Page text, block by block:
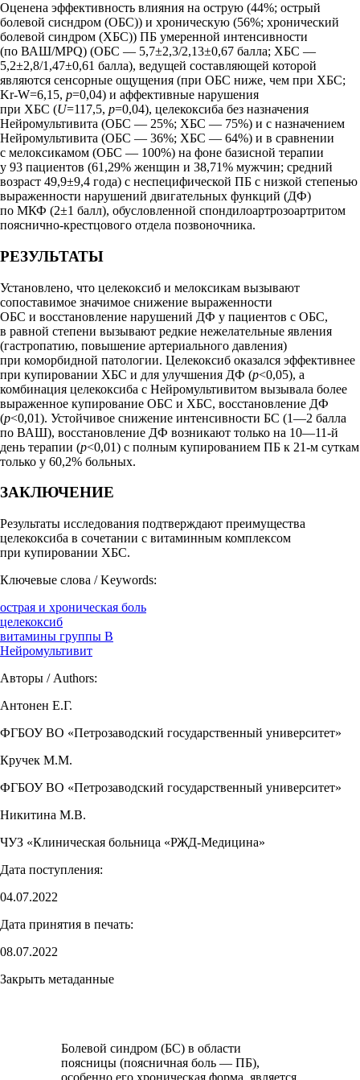
Оценена эффективность влияния на острую (44%; острый
болевой сисндром (ОБС)) и хроническую (56%; хронический
болевой синдром (ХБС)) ПБ умеренной интенсивности
(по ВАШ/MPQ) (ОБС — 5,7±2,3/2,13±0,67 балла; ХБС —
5,2±2,8/1,47±0,61 балла), ведущей составляющей которой
являются сенсорные ощущения (при ОБС ниже, чем при ХБС;
Kr-W=6,15, p=0,04) и аффективные нарушения
при ХБС (U=117,5, p=0,04), целекоксиба без назначения
Нейромультивита (ОБС — 25%; ХБС — 75%) и с назначением
Нейромультивита (ОБС — 36%; ХБС — 64%) и в сравнении
с мелоксикамом (ОБС — 100%) на фоне базисной терапии
у 93 пациентов (61,29% женщин и 38,71% мужчин; средний
возраст 49,9±9,4 года) с неспецифической ПБ с низкой степенью
выраженности нарушений двигательных функций (ДФ)
по МКФ (2±1 балл), обусловленной спондилоартрозоартритом
пояснично-крестцового отдела позвоночника.
РЕЗУЛЬТАТЫ
Установлено, что целекоксиб и мелоксикам вызывают
сопоставимое значимое снижение выраженности
ОБС и восстановление нарушений ДФ у пациентов с ОБС,
в равной степени вызывают редкие нежелательные явления
(гастропатию, повышение артериального давления)
при коморбидной патологии. Целекоксиб оказался эффективнее
при купировании ХБС и для улучшения ДФ (p<0,05), а
комбинация целекоксиба с Нейромультивитом вызывала более
выраженное купирование ОБС и ХБС, восстановление ДФ
(p<0,01). Устойчивое снижение интенсивности БС (1—2 балла
по ВАШ), восстановление ДФ возникают только на 10—11-й
день терапии (p<0,01) с полным купированием ПБ к 21-м суткам
только у 60,2% больных.
ЗАКЛЮЧЕНИЕ
Результаты исследования подтверждают преимущества
целекоксиба в сочетании с витаминным комплексом
при купировании ХБС.
Ключевые слова / Keywords:
острая и хроническая боль
целекоксиб
витамины группы B
Нейромультивит
Авторы / Authors:
Антонен Е.Г.
ФГБОУ ВО «Петрозаводский государственный университет»
Кручек М.М.
ФГБОУ ВО «Петрозаводский государственный университет»
Никитина М.В.
ЧУЗ «Клиническая больница «РЖД-Медицина»
Дата поступления:
04.07.2022
Дата принятия в печать:
08.07.2022
Закрыть метаданные
Болевой синдром (БС) в области
поясницы (поясничная боль — ПБ),
особенно его хроническая форма, является